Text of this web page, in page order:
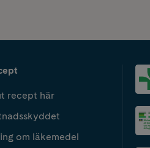
recept här
om läkemedel